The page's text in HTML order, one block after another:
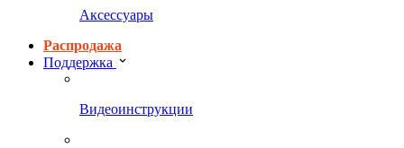
Аксессуары
Распродажа
Поддержка
Видеоинструкции